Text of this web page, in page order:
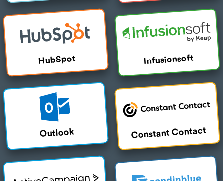
HubSpot Infusionsoft
Outlook Constant Contact